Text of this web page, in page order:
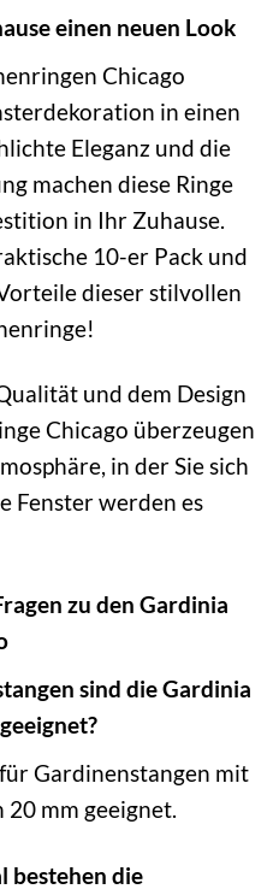
einen neuen Look
Chicago
in einen
Eleganz und die
machen diese Ringe
in Ihr Zuhause.
10-er Pack und
dieser stilvollen
und dem Design
Chicago überzeugen
in der Sie sich
Fenster werden es
zu den Gardinia
sind die Gardinia
Gardinenstangen mit
mm geeignet.
bestehen die